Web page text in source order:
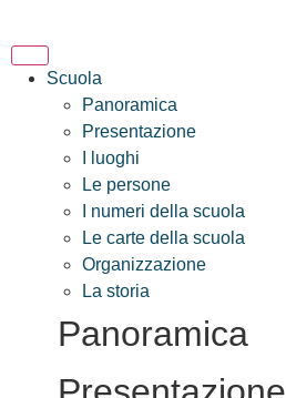
Scuola
Panoramica
Presentazione
I luoghi
Le persone
I numeri della scuola
Le carte della scuola
Organizzazione
La storia
Panoramica